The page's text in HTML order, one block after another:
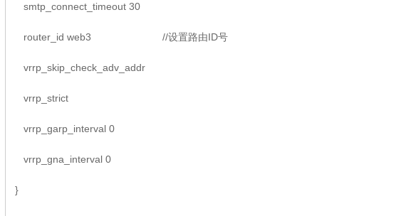
smtp_connect_timeout 30
router_id web3 //设置路由ID号
vrrp_skip_check_adv_addr
vrrp_strict
vrrp_garp_interval 0
vrrp_gna_interval 0
}